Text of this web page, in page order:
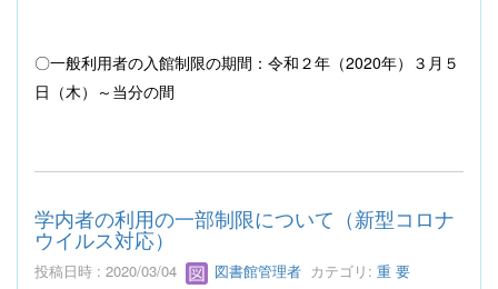
〇一般利用者の入館制限の期間：令和２年（2020年）３月５
日（木）～当分の間
学内者の利用の一部制限について（新型コロナ
ウイルス対応）
投稿日時 : 2020/03/04 図書館管理者 カテゴリ: 重 要